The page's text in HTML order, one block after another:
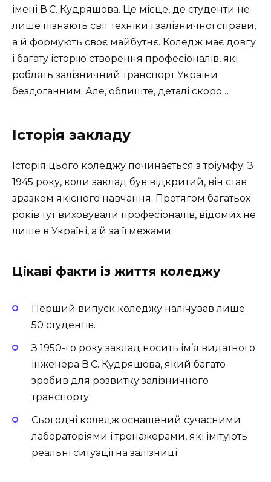
імені В.С. Кудряшова. Це місце, де студенти не
лише пізнають світ техніки і залізничної справи,
а й формують своє майбутнє. Коледж має довгу
і багату історію створення професіоналів, які
роблять залізничний транспорт України
бездоганним. Але, облиште, деталі скоро…
Історія закладу
Історія цього коледжу починається з тріумфу. З
1945 року, коли заклад був відкритий, він став
зразком якісного навчання. Протягом багатьох
років тут виховували професіоналів, відомих не
лише в Україні, а й за її межами.
Цікаві факти із життя коледжу
Перший випуск коледжу налічував лише
50 студентів.
З 1950-го року заклад носить ім’я видатного
інженера В.С. Кудряшова, який багато
зробив для розвитку залізничного
транспорту.
Сьогодні коледж оснащений сучасними
лабораторіями і тренажерами, які імітують
реальні ситуації на залізниці.